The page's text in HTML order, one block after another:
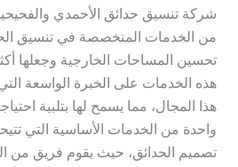
شركة تنسيق حدائق الأحمدي
من الخدمات المتخصصة في تنسيق
تحسين المساحات الخارجية وجعلها
هذه الخدمات على الخبرة الواسعة
هذا المجال، مما يسمح لها بتلبية
واحدة من الخدمات الأساسية التي
تصميم الحدائق، حيث يقوم فريق من